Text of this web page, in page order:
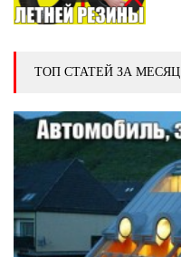
ТОП СТАТЕЙ ЗА МЕСЯЦ